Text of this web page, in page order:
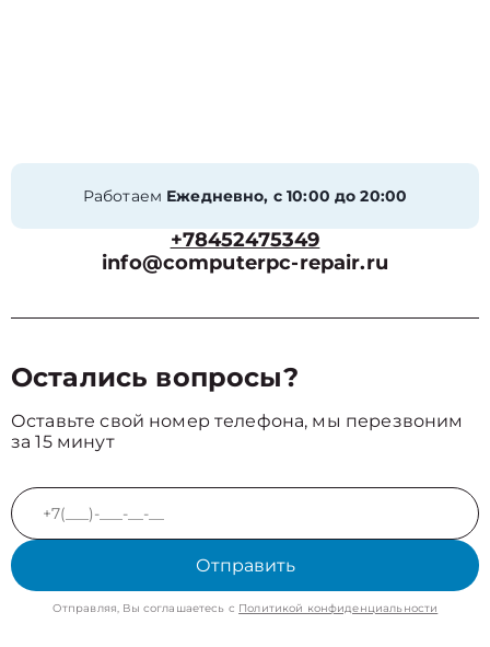
Работаем Ежедневно, с 10:00 до 20:00
+78452475349
info@computerpc-repair.ru
Остались вопросы?
Оставьте свой номер телефона, мы перезвоним
за 15 минут
Отправить
Отправляя, Вы соглашаетесь с Политикой конфиденциальности